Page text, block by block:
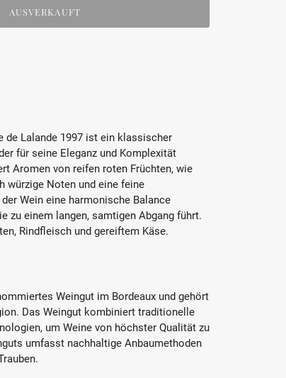
AUSVERKAUFT
de Lalande 1997 ist ein klassischer
für seine Eleganz und Komplexität
Aromen von reifen roten Früchten, wie
würzige Noten und eine feine
Wein eine harmonische Balance
zu einem langen, samtigen Abgang führt.
Rindfleisch und gereiftem Käse.
Weingut im Bordeaux und gehört
Das Weingut kombiniert traditionelle
um Weine von höchster Qualität zu
umfasst nachhaltige Anbaumethoden